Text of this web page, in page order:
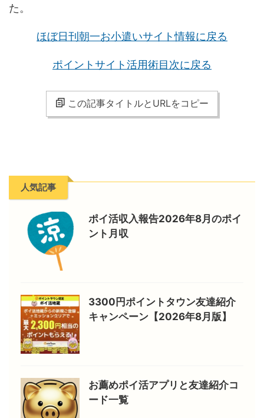
た。
ほぼ日刊朝一お小遣いサイト情報に戻る
ポイントサイト活用術目次に戻る
この記事タイトルとURLをコピー
人気記事
ポイ活収入報告2026年8月のポイ
ント月収
3300円ポイントタウン友達紹介
キャンペーン【2026年8月版】
お薦めポイ活アプリと友達紹介コ
ード一覧